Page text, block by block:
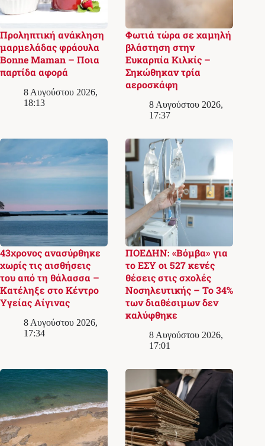
Προληπτική ανάκληση
μαρμελάδας φράουλα
Bonne Maman – Ποια
παρτίδα αφορά
8 Αυγούστου 2026,
18:13
Φωτιά τώρα σε χαμηλή
βλάστηση στην
Ευκαρπία Κιλκίς –
Σηκώθηκαν τρία
αεροσκάφη
8 Αυγούστου 2026,
17:37
43χρονος ανασύρθηκε
χωρίς τις αισθήσεις
του από τη θάλασσα –
Κατέληξε στο Κέντρο
Υγείας Αίγινας
8 Αυγούστου 2026,
17:34
ΠΟΕΔΗΝ: «Βόμβα» για
το ΕΣΥ οι 527 κενές
θέσεις στις σχολές
Νοσηλευτικής – Το 34%
των διαθέσιμων δεν
καλύφθηκε
8 Αυγούστου 2026,
17:01